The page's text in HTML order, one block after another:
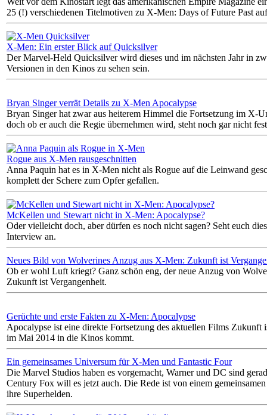
25 (!) verschiedenen Titelmotiven zu X-Men: Days of Future Past
X-Men: Ein erster Blick auf Quicksilver
Der Marvel-Held Quicksilver wird dieses und im nächsten Jahr in
Versionen in den Kinos zu sehen sein.
Bryan Singer verrät Details zu X-Men Apocalypse
Bryan Singer hat zwar aus heiterem Himmel die Fortsetzung im X-
doch ob er auch die Regie übernehmen wird, steht noch gar nicht
Rogue aus X-Men rausgeschnitten
Anna Paquin hat es in X-Men nicht als Rogue auf die Leinwand
komplett der Schere zum Opfer gefallen.
McKellen und Stewart nicht in X-Men: Apocalypse?
Oder vielleicht doch, aber dürfen es noch nicht sagen? Seht euch
Interview an.
Neues Bild von Wolverines Anzug aus X-Men: Zukunft ist
Ob er wohl Luft kriegt? Ganz schön eng, der neue Anzug von
Zukunft ist Vergangenheit.
Gerüchte und erste Fakten zu X-Men: Apocalypse
Apocalypse ist eine direkte Fortsetzung des aktuellen Films Zukunft
im Mai 2014 in die Kinos kommt.
Ein gemeinsames Universum für X-Men und Fantastic Four
Die Marvel Studios haben es vorgemacht, Warner und DC sind
Century Fox will es jetzt auch. Die Rede ist von einem
ihre Superhelden.